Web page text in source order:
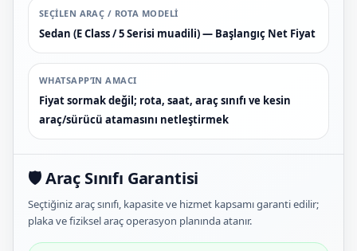
SEÇILEN ARAÇ / ROTA MODELI
Sedan (E Class / 5 Serisi muadili) — Başlangıç Net Fiyat
WHATSAPP’IN AMACI
Fiyat sormak değil; rota, saat, araç sınıfı ve kesin
araç/sürücü atamasını netleştirmek
🛡️ Araç Sınıfı Garantisi
Seçtiğiniz araç sınıfı, kapasite ve hizmet kapsamı garanti edilir;
plaka ve fiziksel araç operasyon planında atanır.